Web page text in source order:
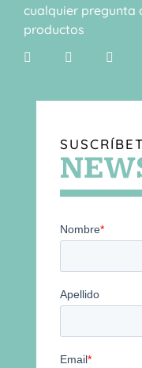
cualquier pregunta
productos